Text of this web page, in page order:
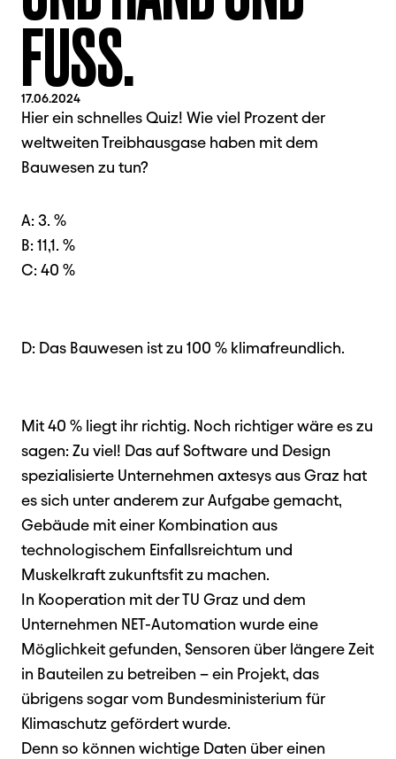
FUSS.
17.06.2024
Hier ein schnelles Quiz! Wie viel Prozent der
weltweiten Treibhausgase haben mit dem
Bauwesen zu tun?
A: 3. %
B: 11,1. %
C: 40 %
D: Das Bauwesen ist zu 100 % klimafreundlich.
Mit 40 % liegt ihr richtig. Noch richtiger wäre es zu
sagen: Zu viel! Das auf Software und Design
spezialisierte Unternehmen axtesys aus Graz hat
es sich unter anderem zur Aufgabe gemacht,
Gebäude mit einer Kombination aus
technologischem Einfallsreichtum und
Muskelkraft zukunftsfit zu machen.
In Kooperation mit der TU Graz und dem
Unternehmen NET-Automation wurde eine
Möglichkeit gefunden, Sensoren über längere Zeit
in Bauteilen zu betreiben – ein Projekt, das
übrigens sogar vom Bundesministerium für
Klimaschutz gefördert wurde.
Denn so können wichtige Daten über einen